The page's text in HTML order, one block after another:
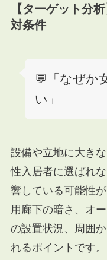
【ターゲット分
対条件
💬「なぜか
い」
設備や立地に大き
性入居者に選ばれ
響している可能性
用廊下の暗さ、オ
の設置状況、周囲
れるポイントです。